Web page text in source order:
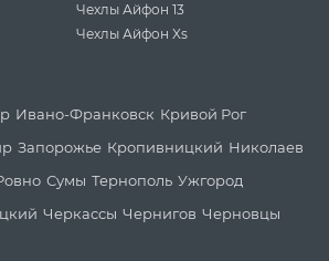
Чехлы Айфон 13
Чехлы Айфон Xs
Ивано-Франковск Кривой Рог
Запорожье Кропивницкий Николаев
Сумы Тернополь Ужгород
Черкассы Чернигов Черновцы